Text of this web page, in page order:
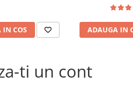
IN COS ADAUGA IN
ti un cont